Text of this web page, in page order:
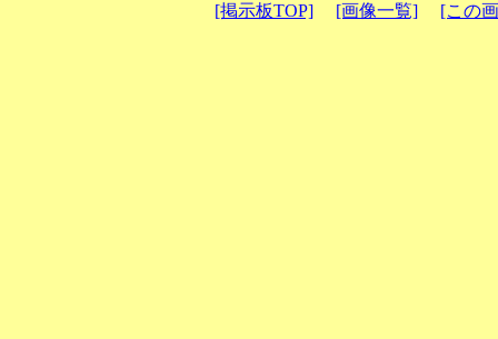
[掲示板TOP] [画像一覧] [この